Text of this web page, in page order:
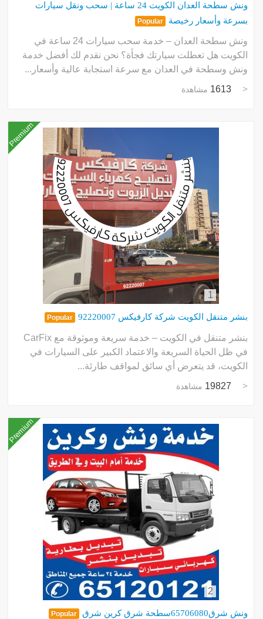
ونش سطحة العدان الكويت 24 ساعة | سحب ونقل سيارات
بسرعة وأسعار رخيصة
Popular
ونش سطحة العدان – خدمة سحب سيارات 24 ساعة في
الكويت هل تعطلت سيارتك فجأة؟ نحن نقدم لك أفضل خدمة
ونش وسطحة في العدان مع سرعة استجابة عالية وأسعار...
1613 مشاهدة
Premium
1
بنشر متنقل الكويت شركة كارفيكس 92220007 Popular
بنشر متنقل في الكويت – خدمة سريعة وموثوقة مع CarFix
في ظل الحياة السريعة والاعتماد الكبير على السيارات في
الكويت، قد يتعرض أي سائق لمواقف طارئة...
19827 مشاهدة
Premium
2
ونش شرق65706080سطحة شرق كرين شرق Popular